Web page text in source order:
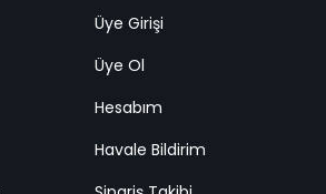
Üye Girişi
Üye Ol
Hesabım
Havale Bildirim